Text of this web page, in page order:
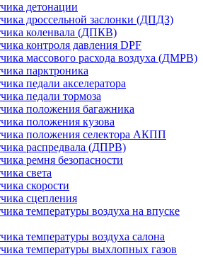
детонации
дроссельной заслонки (ДПДЗ)
коленвала (ДПКВ)
контроля давления DPF
массового расхода воздуха (ДМРВ)
парктроника
педали акселератора
педали тормоза
положения багажника
положения кузова
положения селектора АКПП
распредвала (ДПРВ)
ремня безопасности
света
скорости
сцепления
температуры воздуха на впуске
температуры воздуха салона
температуры выхлопных газов